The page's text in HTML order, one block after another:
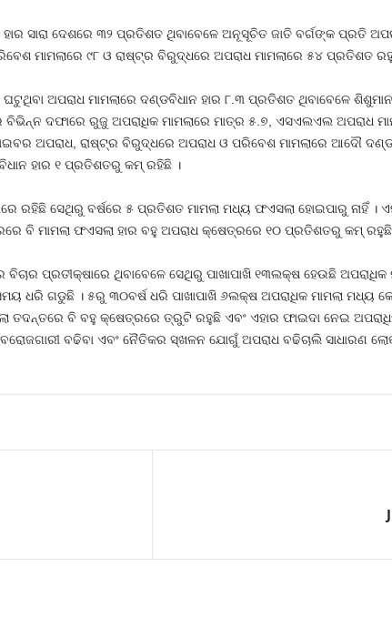
ସାରା ଦେଶରେ ୩୨ ପ୍ରତିଶତ ଥିବାବେଳେ ଅନୂସୂଚିତ ଜାତି ବର୍ଗଙ୍କ ପ୍ରତି
ମାମଲାରେ ୯୮ ଓ ରାଷ୍ଟ୍ର ବିରୁଦ୍ଧରେ ଅପରାଧ ମାମଲାରେ ୫୪ ପ୍ରତିଶତ
ଅପରାଧ ମାମଲାରେ ଦଣ୍ଡବିଧାନ ହାର ୮.୩ ପ୍ରତିଶତ ଥିବାବେଳେ
ଦଫାରେ ରୁଜୁ ଅପରାଧିକ ମାମଲାରେ ମାତ୍ର ୫.୭, ଏସଏଲଏଲ ଅପରାଧ
ଅପରାଧ, ରାଷ୍ଟ୍ର ବିରୁଦ୍ଧରେ ଅପରାଧ ଓ ପରିବେଶ ମାମଲାରେ ଆଦୌ
ହାର ୧ ପ୍ରତିଶତରୁ କମ୍‍ ରହିଛି ।
ରହିଛି ସେଥିରୁ ବର୍ଷରେ ୫ ପ୍ରତିଶତ ମାମଲା ମଧ୍ୟ ଫଏସଲା ହୋଇପାରୁ ନାହିଁ
ବି ମାମଲା ଫଏସଲା ହାର ବହୁ ଅପରାଧ କ୍ଷେତ୍ରରେ ୧୦ ପ୍ରତିଶତରୁ କମ୍‍ ରହୁଛି
ପ୍ରତୀକ୍ଷାରେ ଥିବାବେଳେ ସେଥିରୁ ପାଖାପାଖି ୧୩ଲକ୍ଷ ହେଉଛି ଅପରାଧିକ
ଧରି ଗଡୁଛି । ୫ରୁ ୩୦ବର୍ଷ ଧରି ପାଖାପାଖି ୬ଲକ୍ଷ ଅପରାଧିକ ମାମଲା ମଧ୍ୟ
ତଦନ୍ତରେ ବି ବହୁ କ୍ଷେତ୍ରରେ ତ୍ରୁଟି ରହୁଛି ଏବଂ ଏହାର ଫାଇଦା ନେଇ
ବଢିବା ଏବଂ ନୈତିକର ସ୍ଖଳନ ଯୋଗୁଁ ଅପରାଧ ବଢିଚାଲି ସାଧାରଣ